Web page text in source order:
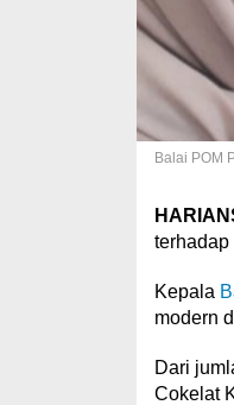
Balai POM
Kepala
modern
Dari
Cokelat